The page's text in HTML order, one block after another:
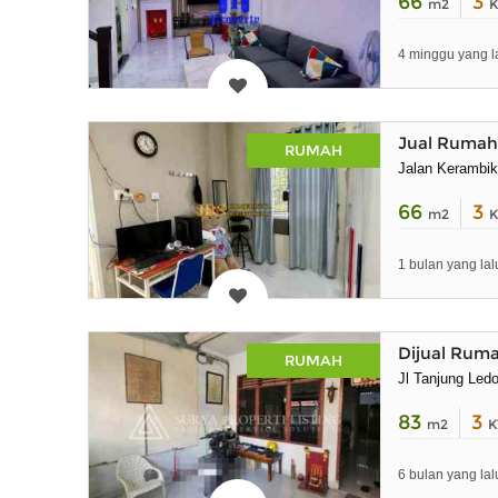
m2
4 minggu yang
RUMAH Jual
Jalan
66 m2 3
1 bulan yang
RUMAH Dijual
Jl Tanjung
83 m2 3
6 bulan yang